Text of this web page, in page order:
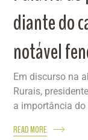
diante do
notável
Em discurso na
Rurais,
a importância do
READ MORE